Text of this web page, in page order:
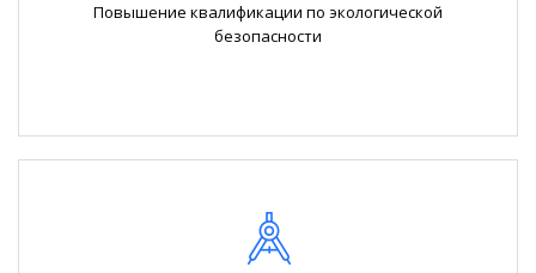
Повышение квалификации по экологической
безопасности